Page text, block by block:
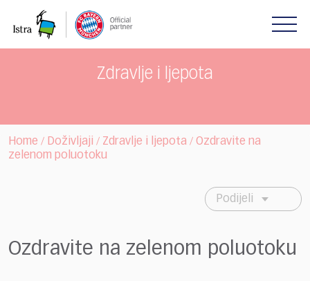
note:
Zdravlje i ljepota
Home / Doživljaji / Zdravlje i ljepota / Ozdravite na
zelenom poluotoku
Podijeli
Ozdravite na zelenom poluotoku